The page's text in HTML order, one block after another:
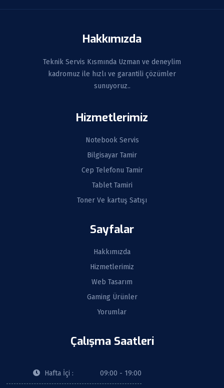
Hakkımızda
Teknik Servis Kısmında Uzman ve deneylim
kadromuz ile hızlı ve garantili çözümler
sunuyoruz..
Hizmetlerimiz
Notebook Servis
Bilgisayar Tamir
Cep Telefonu Tamir
Tablet Tamiri
Toner Ve kartuş Satışı
Sayfalar
Hakkımızda
Hizmetlerimiz
Web Tasarım
Gaming Ürünler
Yorumlar
Çalışma Saatleri
Hafta İçi : 09:00 - 19:00